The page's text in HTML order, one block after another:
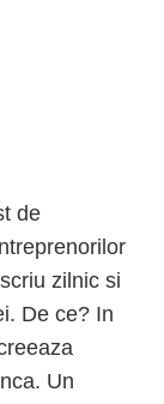
de
zilnic si
De ce? In
Un